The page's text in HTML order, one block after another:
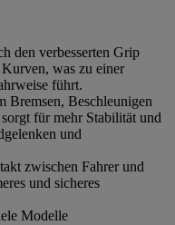
den verbesserten Grip
was zu einer
führt.
Bremsen, Beschleunigen
für mehr Stabilität und
und
zwischen Fahrer und
und sicheres
Modelle